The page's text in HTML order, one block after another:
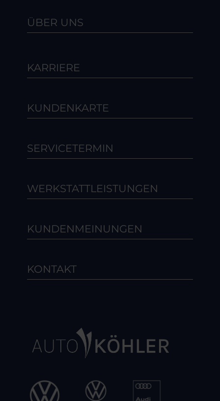
ÜBER UNS
KARRIERE
KUNDENKARTE
SERVICETERMIN
WERKSTATTLEISTUNGEN
KUNDENMEINUNGEN
KONTAKT